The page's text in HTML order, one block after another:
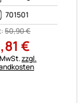
701501
50,90€
,81 €
zzgl.